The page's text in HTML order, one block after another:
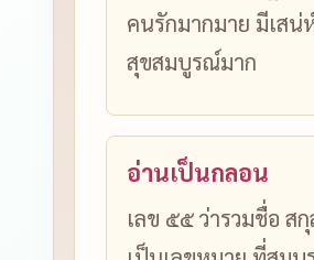
คนรักมากมาย มีเสน่
สุขสมบูรณ์มาก
อ่านเป็นกลอน
เลข ๕๕ ว่ารวมชื่อ ส